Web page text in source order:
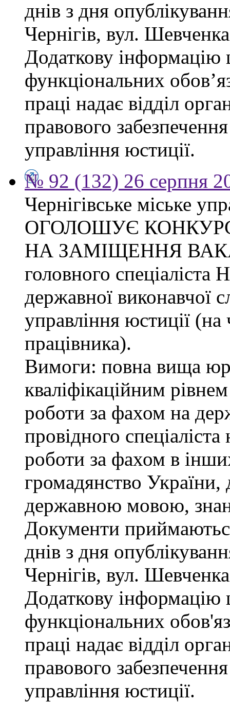
днів з дня
Чернігів, вул.
Додаткову
функціональних
праці надає відділ
правового
управління юстиції.
№ 92 (132) 26 серпня
Чернігівське міське
ОГОЛОШУЄ
НА ЗАМІЩЕННЯ
головного спеціаліста
державної виконавчої
управління юстиції (на
працівника).
Вимоги: повна вища
кваліфікаційним
роботи за фахом на
провідного
роботи за фахом в
громадянство України,
державною мовою,
Документи
днів з дня
Чернігів, вул.
Додаткову
функціональних
праці надає відділ
правового
управління юстиції.